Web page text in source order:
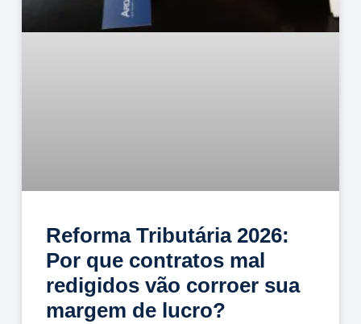
Reforma Tributária 2026:
Por que contratos mal
redigidos vão corroer sua
margem de lucro?